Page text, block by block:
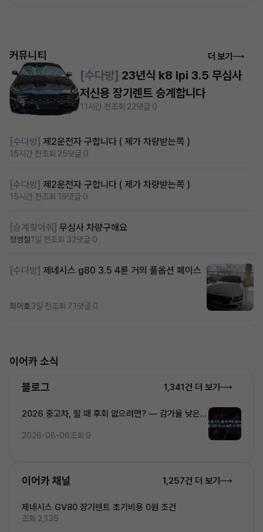
커뮤니티 더 보기
[수다방] 제2운전자 구합니다 ( 제가 차량받는쪽 )
15시간 전조회 25댓글 0
[수다방] 제2운전자 구합니다 ( 제가 차량받는쪽 )
15시간 전조회 19댓글 0
[승계찾아줘] 무심사 차량구해요
정영철1일 전조회 32댓글 0
[수다방] 제네시스 g80 3.5 4륜 거의 풀옵션 페이스
최이호3일 전조회 71 댓글 0
[수다방] 23년식 k8 lpi 3.5 무심사
저신용 장기렌트 승계합니다
11시간 전조회 22댓글 0
이어카 소식
블로그 1,341건 더 보기
2026 중고차, 팔 때 후회 없으려면? — 감가율 낮은
2026-08-06조회 9
이어카 채널 1,257건 더 보기
제네시스 GV80 장기렌트 초기비용 0원 조건
조회 2,135